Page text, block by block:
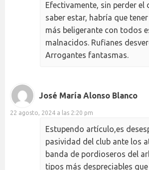
Efectivamente, sin perder el
saber estar, habría que
más beligerante con todos
malnacidos. Rufianes
Arrogantes fantasmas.
José María Alonso Blanco
22 agosto, 2024 a las 2:20 pm
Estupendo artículo,es
pasividad del club ante los
banda de pordioseros del
tipos más despreciables